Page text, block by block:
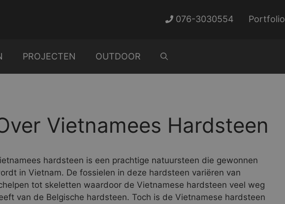
076-3030554 Portfolio
PROJECTEN OUTDOOR
Vietnamees Hardsteen
hardsteen is een prachtige natuursteen die gewonnen
in Vietnam. De fossielen in deze hardsteen variëren van
tot skeletten waardoor de Vietnamese hardsteen veel weg
van de Belgische hardsteen. Toch is de Vietnamese hardsteen